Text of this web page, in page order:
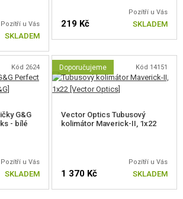
kabeláži napájený konektorDean-Ta je
11,1 V Li-Poakumulátorů. V balení také naleznete
Tamiya konektor.Jak bývá u značkových
ani akumulátor nejsou součástí balení.
ZDARMA pružinu M100.
Pozítří u Vás
SKLADEM
Pozítří u Vás
219 Kč SKLADEM
Kód 2624
G&G
- bílé
Pozítří u Vás
SKLADEM
Doporučujeme Kód 14151
Vector Optics Tubusový
kolimátor Maverick-II, 1x22
Pozítří u Vás
1 370 Kč SKLADEM